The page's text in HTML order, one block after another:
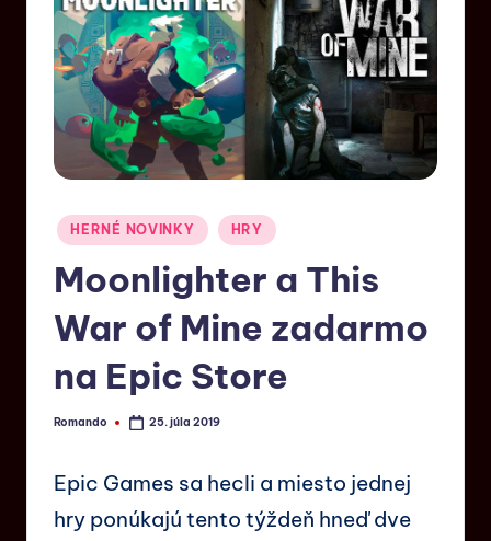
HERNÉ NOVINKY HRY
Moonlighter a This
War of Mine zadarmo
na Epic Store
Romando 25. júla 2019
Epic Games sa hecli a miesto jednej
hry ponúkajú tento týždeň hneď dve